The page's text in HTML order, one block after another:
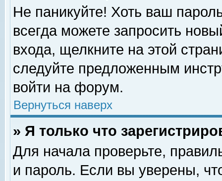
Не паникуйте! Хоть ваш
всегда можете запросить
входа, щелкните на этой
следуйте предложенным
войти на форум.
Вернуться наверх
» Я только что
Для начала проверьте,
и пароль. Если вы уверены,